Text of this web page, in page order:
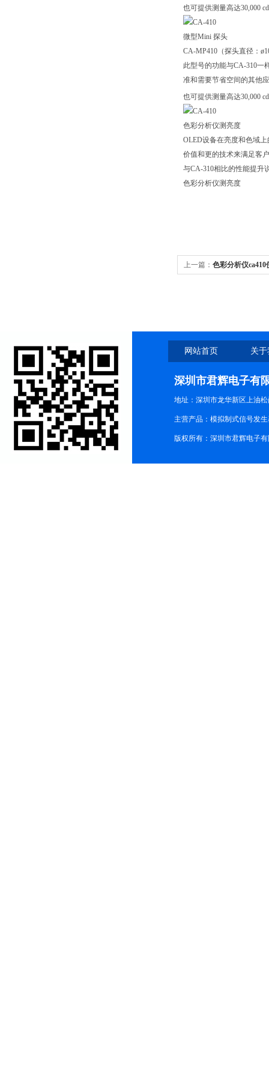
也可提供测量高达30,000
微型Mini 探头
CA-MP410（探头直径：
此型号的功能与CA-310一
准和需要节省空间的其他
也可提供测量高达30,000
色彩分析仪测亮度
OLED设备在亮度和色域
价值和更的技术来满足客
与CA-310相比的性能提升
色彩分析仪测亮度
上一篇： 色彩分析仪
网站首页 关
深圳市君辉电子有
地址：深圳市龙华新区上油松
主营产品：模拟制式信号发
版权所有：深圳市君辉电子